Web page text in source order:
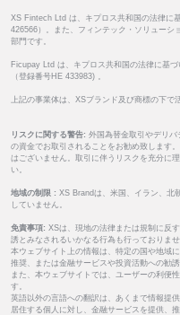
XS Fintech Ltd は、キプロス共和国の法律に
426566）。また、フィンテック・ソリューシ
部門です。
Ficupay Ltd は、キプロス共和国の法律に基
（登録番号HE 433983) 。
上記の事業体は、XSブランド及び商標の下で
リスクに関する警告: 外国為替金取引やデリバ
の資金でお取引されることをお勧め致します
はございません。取引に伴うリスクを充分に
い。
地域の制限 : XS Brandは、米国、イラン、北
していません。
免責事項: XSは、現地の法律または規制に反
誘とみなされるいかなる行為も行っておりませ
本ウェブサイト上の情報は、特定の国や地域
推奨、または金融サービスや投資活動への勧
また、本ウェブサイトでは、ユーザーの利便
す。
英語以外の言語への翻訳は、あくまで情報提
居住する個人に対し、金融サービスを提供、